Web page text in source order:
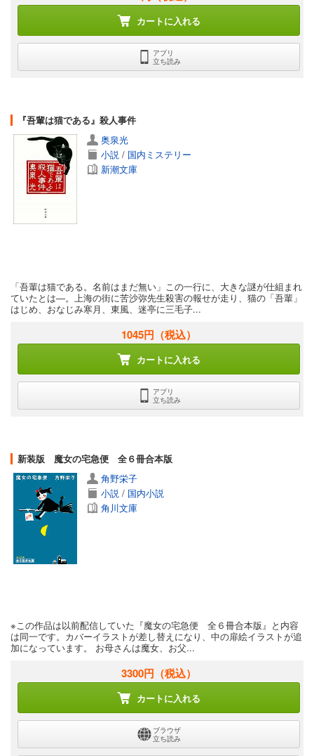
カートに入れる
アプリ
立ち読み
『吾輩は猫である』殺人事件
奥泉光
小説 / 国内ミステリー
新潮文庫
「吾輩は猫である。名前はまだ無い」この一行に、大きな謎が仕組まれ
ていたとは―。上海の街に苦沙弥先生殺害の報せが走り、猫の「吾輩」
はじめ、おなじみ寒月、東風、迷亭に三毛子...
1045円 （税込）
カートに入れる
アプリ
立ち読み
新装版 魔女の宅急便 全６冊合本版
角野栄子
小説 / 国内小説
角川文庫
※この作品は以前配信していた『魔女の宅急便 全６冊合本版』と内容
は同一です。カバーイラストが差し替えになり、中の扉絵イラストが追
加になっています。 お母さんは魔女、お父...
3300円 （税込）
カートに入れる
ブラウザ
立ち読み